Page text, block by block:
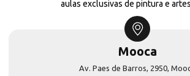
aulas exclusivas de pintura e
Mooca
Av. Paes de Barros, 2950,